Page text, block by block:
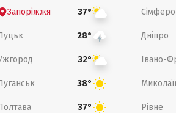
Запоріжжя 37°
28° Дніпро
32° Івано-
38°
37° Рівне